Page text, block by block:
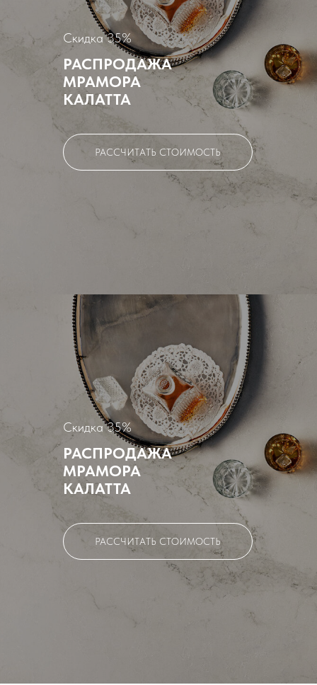
РАСПРОДАЖА
МРАМОРА
КАЛАТТА
РАССЧИТАТЬ СТОИМОСТЬ
Скидка 35%
РАСПРОДАЖА
МРАМОРА
КАЛАТТА
РАССЧИТАТЬ СТОИМОСТЬ
Скидка 35%